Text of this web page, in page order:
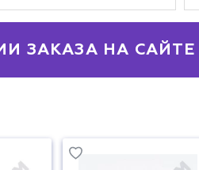
ЗАКАЗА НА САЙТЕ